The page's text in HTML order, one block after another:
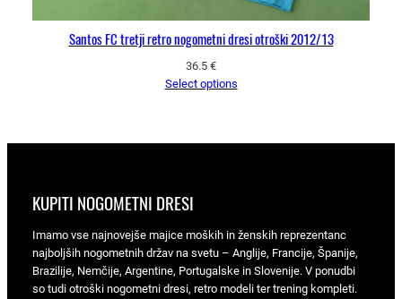
Santos FC tretji retro nogometni dresi otroški 2012/13
36.5 €
Select options
KUPITI NOGOMETNI DRESI
Imamo vse najnovejše majice moških in ženskih reprezentanc
najboljših nogometnih držav na svetu – Anglije, Francije, Španije,
Brazilije, Nemčije, Argentine, Portugalske in Slovenije. V ponudbi
so tudi otroški nogometni dresi, retro modeli ter trening kompleti.